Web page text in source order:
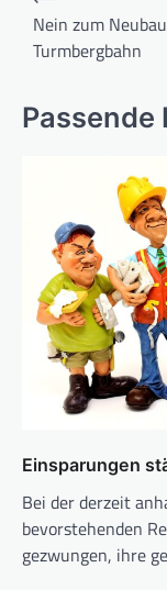
Nein zum
Turmbergbahn
Passende
Einsparungen
Bei der derzeit
bevorstehenden
gezwungen, ihre